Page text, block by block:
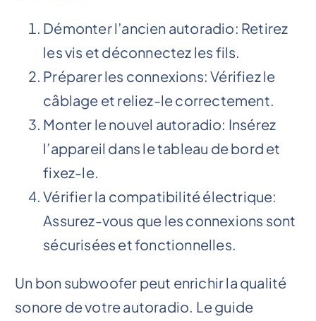
Démonter l’ancien autoradio: Retirez
les vis et déconnectez les fils.
Préparer les connexions: Vérifiez le
câblage et reliez-le correctement.
Monter le nouvel autoradio: Insérez
l’appareil dans le tableau de bord et
fixez-le.
Vérifier la compatibilité électrique:
Assurez-vous que les connexions sont
sécurisées et fonctionnelles.
Un bon subwoofer peut enrichir la qualité
sonore de votre autoradio. Le guide